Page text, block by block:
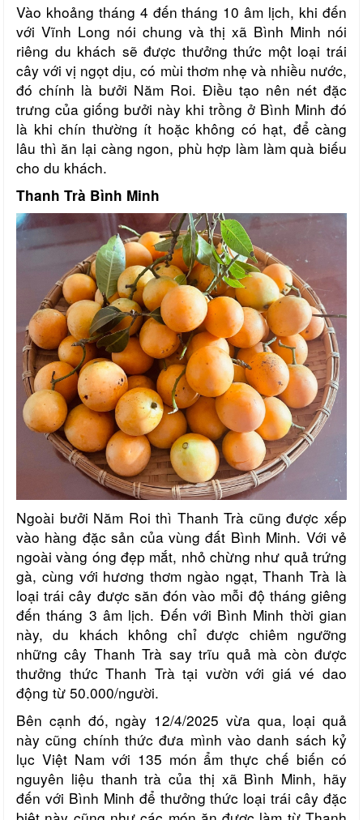
Vào khoảng tháng 4 đến tháng 10 âm lịch, khi đến
với Vĩnh Long nói chung và thị xã Bình Minh nói
riêng du khách sẽ được thưởng thức một loại trái
cây với vị ngọt dịu, có mùi thơm nhẹ và nhiều nước,
đó chính là bưởi Năm Roi. Điều tạo nên nét đặc
trưng của giống bưởi này khi trồng ở Bình Minh đó
là khi chín thường ít hoặc không có hạt, để càng
lâu thì ăn lại càng ngon, phù hợp làm làm quà biếu
cho du khách.
Thanh Trà Bình Minh
Ngoài bưởi Năm Roi thì Thanh Trà cũng được xếp
vào hàng đặc sản của vùng đất Bình Minh. Với vẻ
ngoài vàng óng đẹp mắt, nhỏ chừng như quả trứng
gà, cùng với hương thơm ngào ngạt, Thanh Trà là
loại trái cây được săn đón vào mỗi độ tháng giêng
đến tháng 3 âm lịch. Đến với Bình Minh thời gian
này, du khách không chỉ được chiêm ngưỡng
những cây Thanh Trà say trĩu quả mà còn được
thưởng thức Thanh Trà tại vườn với giá vé dao
động từ 50.000/người.
Bên cạnh đó, ngày 12/4/2025 vừa qua, loại quả
này cũng chính thức đưa mình vào danh sách kỷ
lục Việt Nam với 135 món ẩm thực chế biến có
nguyên liệu thanh trà của thị xã Bình Minh, hãy
đến với Bình Minh để thưởng thức loại trái cây đặc